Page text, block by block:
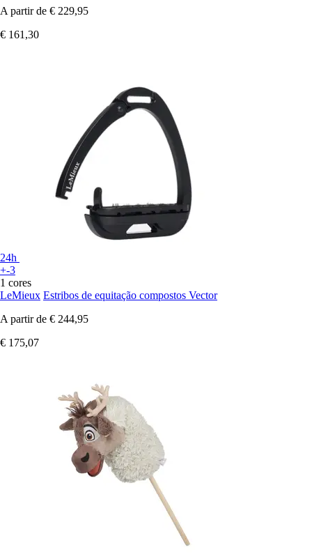
A partir de € 229,95
€ 161,30
24h
+-3
1 cores
LeMieux Estribos de equitação compostos Vector
A partir de € 244,95
€ 175,07